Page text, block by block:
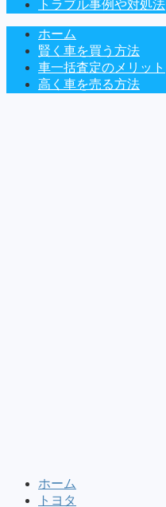
トラブル事例や対処法
ホーム
賢く車を買う方法
車一括査定のメリット
高く車を売る方法
ホーム
トヨタ